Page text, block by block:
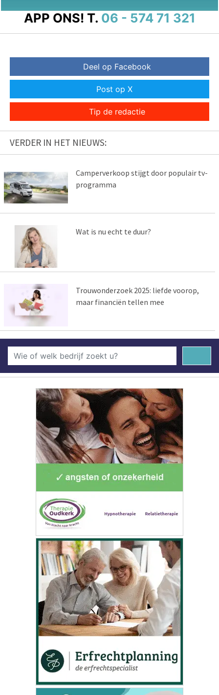
APP ONS! T. 06 - 574 71 321
Deel op Facebook
Post op X
Tip de redactie
VERDER IN HET NIEUWS:
Camperverkoop stijgt door populair tv-
programma
Wat is nu echt te duur?
Trouwonderzoek 2025: liefde voorop,
maar financiën tellen mee